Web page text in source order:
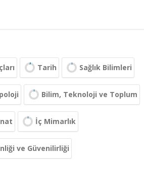
Tarih Sağlık Bilimleri
Bilim, Teknoloji ve Toplum
İç Mimarlık
ve Güvenilirliği